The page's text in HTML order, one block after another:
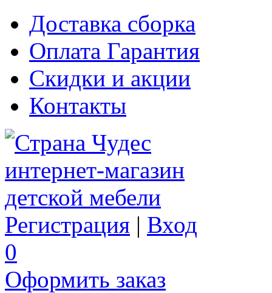
Доставка сборка
Оплата Гарантия
Скидки и акции
Контакты
Регистрация | Вход
0
Оформить заказ